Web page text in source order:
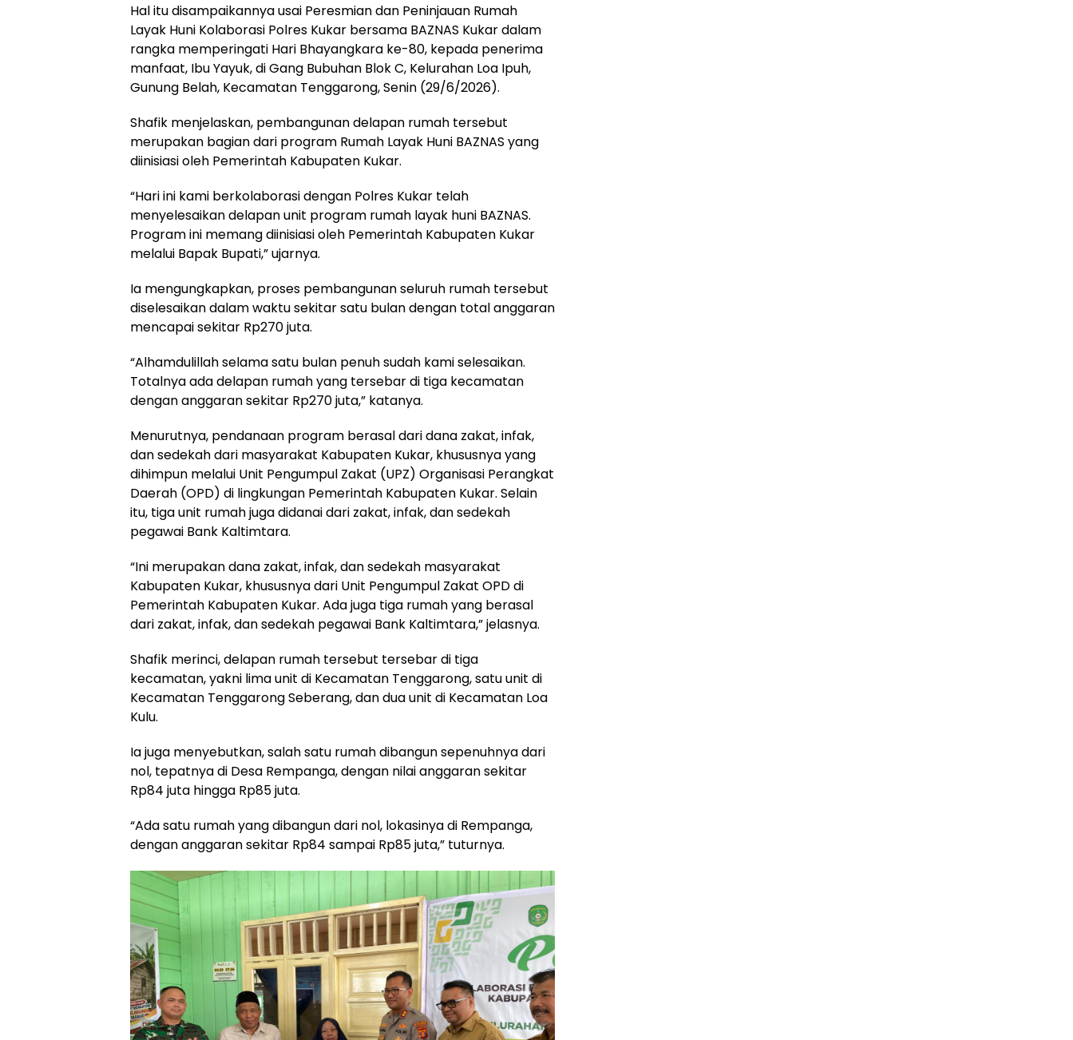
Hal itu disampaikannya usai Peresmian dan Peninjauan Rumah
Layak Huni Kolaborasi Polres Kukar bersama BAZNAS Kukar dalam
rangka memperingati Hari Bhayangkara ke-80, kepada penerima
manfaat, Ibu Yayuk, di Gang Bubuhan Blok C, Kelurahan Loa Ipuh,
Gunung Belah, Kecamatan Tenggarong, Senin (29/6/2026).
Shafik menjelaskan, pembangunan delapan rumah tersebut
merupakan bagian dari program Rumah Layak Huni BAZNAS yang
diinisiasi oleh Pemerintah Kabupaten Kukar.
“Hari ini kami berkolaborasi dengan Polres Kukar telah
menyelesaikan delapan unit program rumah layak huni BAZNAS.
Program ini memang diinisiasi oleh Pemerintah Kabupaten Kukar
melalui Bapak Bupati,” ujarnya.
Ia mengungkapkan, proses pembangunan seluruh rumah tersebut
diselesaikan dalam waktu sekitar satu bulan dengan total anggaran
mencapai sekitar Rp270 juta.
“Alhamdulillah selama satu bulan penuh sudah kami selesaikan.
Totalnya ada delapan rumah yang tersebar di tiga kecamatan
dengan anggaran sekitar Rp270 juta,” katanya.
Menurutnya, pendanaan program berasal dari dana zakat, infak,
dan sedekah dari masyarakat Kabupaten Kukar, khususnya yang
dihimpun melalui Unit Pengumpul Zakat (UPZ) Organisasi Perangkat
Daerah (OPD) di lingkungan Pemerintah Kabupaten Kukar. Selain
itu, tiga unit rumah juga didanai dari zakat, infak, dan sedekah
pegawai Bank Kaltimtara.
“Ini merupakan dana zakat, infak, dan sedekah masyarakat
Kabupaten Kukar, khususnya dari Unit Pengumpul Zakat OPD di
Pemerintah Kabupaten Kukar. Ada juga tiga rumah yang berasal
dari zakat, infak, dan sedekah pegawai Bank Kaltimtara,” jelasnya.
Shafik merinci, delapan rumah tersebut tersebar di tiga
kecamatan, yakni lima unit di Kecamatan Tenggarong, satu unit di
Kecamatan Tenggarong Seberang, dan dua unit di Kecamatan Loa
Kulu.
Ia juga menyebutkan, salah satu rumah dibangun sepenuhnya dari
nol, tepatnya di Desa Rempanga, dengan nilai anggaran sekitar
Rp84 juta hingga Rp85 juta.
“Ada satu rumah yang dibangun dari nol, lokasinya di Rempanga,
dengan anggaran sekitar Rp84 sampai Rp85 juta,” tuturnya.